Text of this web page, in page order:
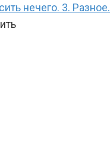
нечего. 3. Разное.